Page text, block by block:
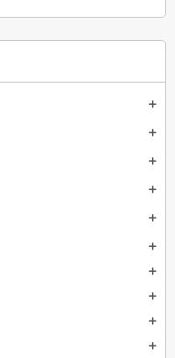
add
add
add
add
add
add
add
add
add
add